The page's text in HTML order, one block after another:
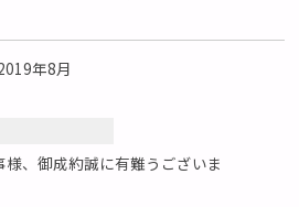
年8月
、御成約誠に有難うございま